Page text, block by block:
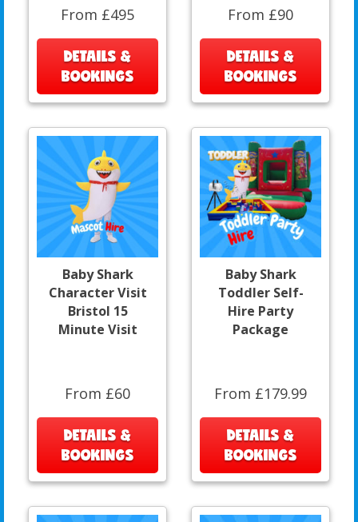
From £495
DETAILS &
BOOKINGS
From £90
DETAILS &
BOOKINGS
Baby Shark
Character Visit
Bristol 15
Minute Visit
From £60
DETAILS &
BOOKINGS
Baby Shark
Toddler Self-
Hire Party
Package
From £179.99
DETAILS &
BOOKINGS